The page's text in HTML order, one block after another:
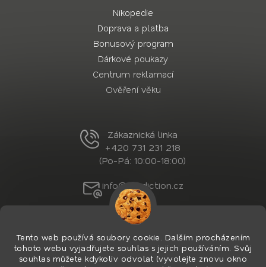
Tento web používá soubory cookie. Dalším procházením
tohoto webu vyjadřujete souhlas s jejich používáním. Svůj
souhlas můžete kdykoliv odvolat (vyvolejte znovu okno
Nikopedie
Doprava a platba
Bonusový program
Dárkové poukazy
Centrum reklamací
Ověření věku
Zákaznická linka
+420 731 231 218
(Po-Pá: 10:00-18:00)
info@nordiction.cz